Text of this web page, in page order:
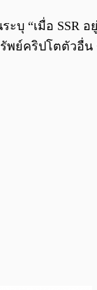
ะบุ “เมื่อ
พย์คริปโตตัวอื่น